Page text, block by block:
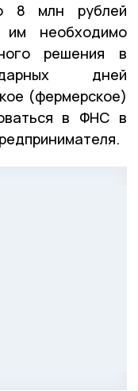
8 млн рублей
им необходимо
решения в
дней
(фермерское)
в ФНС в